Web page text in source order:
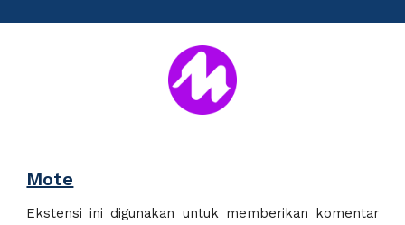
Mote
Ekstensi ini digunakan untuk memberikan komentar